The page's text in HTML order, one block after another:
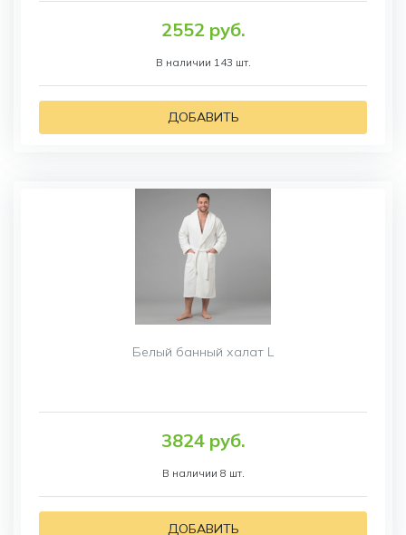
2552 руб.
В наличии 143 шт.
ДОБАВИТЬ
Белый банный халат L
3824 руб.
В наличии 8 шт.
ДОБАВИТЬ